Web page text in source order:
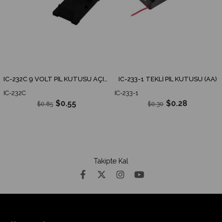
IC-232C 9 VOLT PİL KUTUSU AÇIK JAKSIZ
IC-232C
$0.55
$0.85
IC-233-1 TEKLİ PİL KUTUSU (AA)
IC-233-1
$0.28
$0.30
Takipte Kal